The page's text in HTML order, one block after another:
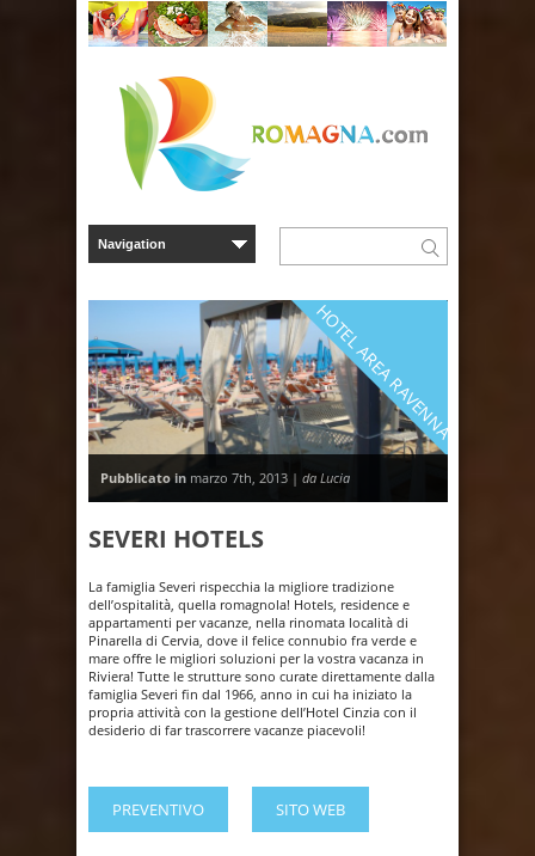
HOTEL AREA RAVENNA
Pubblicato in marzo 7th, 2013 | da Lucia
SEVERI HOTELS
La famiglia Severi rispecchia la migliore tradizione
dell’ospitalità, quella romagnola! Hotels, residence e
appartamenti per vacanze, nella rinomata località di
Pinarella di Cervia, dove il felice connubio fra verde e
mare offre le migliori soluzioni per la vostra vacanza in
Riviera! Tutte le strutture sono curate direttamente dalla
famiglia Severi fin dal 1966, anno in cui ha iniziato la
propria attività con la gestione dell’Hotel Cinzia con il
desiderio di far trascorrere vacanze piacevoli!
PREVENTIVO SITO WEB